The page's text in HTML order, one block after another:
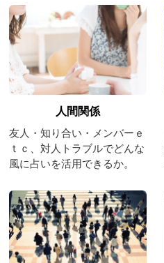
人間関係
友人・知り合い・メンバーｅ
ｔｃ、対人トラブルでどんな
風に占いを活用できるか。